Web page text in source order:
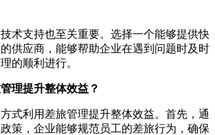
术支持也至关重要。选择一个能够提供快
供应商，能够帮助企业在遇到问题时及时
的顺利进行。
理提升整体效益？
式利用差旅管理提升整体效益。首先，通
策，企业能够规范员工的差旅行为，确保